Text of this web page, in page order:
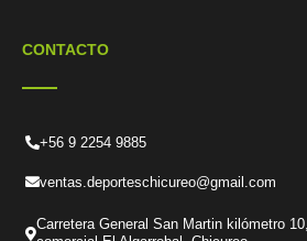
CONTACTO
+56 9 2254 9885
ventas.deporteschicureo@gmail.com
Carretera General San Martin kilómetro